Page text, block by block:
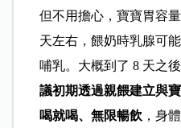
但不用擔心，寶寶胃容
天左右，餵奶時乳腺可
哺乳。大概到了 8 天之
議初期透過親餵建立與
喝就喝、無限暢飲 ，身